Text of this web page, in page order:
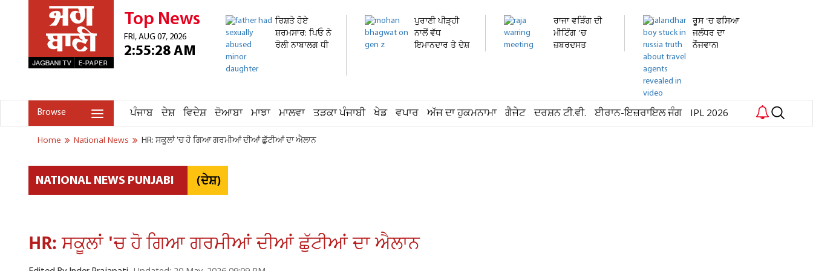
Top News
FRI, AUG 07, 2026
2:55:28 AM
ਰਿਸ਼ਤੇ ਹੋਏ
ਸ਼ਰਮਸਾਰ: ਪਿਓ ਨੇ
ਰੋਲੀ ਨਾਬਾਲਗ ਧੀ
ਪੁਰਾਣੀ ਪੀੜ੍ਹੀ
ਨਾਲੋਂ ਵੱਧ
ਇਮਾਨਦਾਰ ਤੇ ਦੇਸ਼
ਰਾਜਾ ਵੜਿੰਗ ਦੀ
ਮੀਟਿੰਗ 'ਚ
ਜ਼ਬਰਦਸਤ
ਰੂਸ 'ਚ ਫਸਿਆ
ਜਲੰਧਰ ਦਾ
ਨੌਜਵਾਨ!
Browse ਪੰਜਾਬ ਦੇਸ਼ ਵਿਦੇਸ਼ ਦੋਆਬਾ ਮਾਝਾ ਮਾਲਵਾ ਤੜਕਾ ਪੰਜਾਬੀ ਖੇਡ ਵਪਾਰ ਅੱਜ ਦਾ ਹੁਕਮਨਾਮਾ ਗੈਜੇਟ ਦਰਸ਼ਨ ਟੀ.ਵੀ. ਈਰਾਨ-ਇਜ਼ਰਾਇਲ ਜੰਗ IPL 2026
Home National News HR: ਸਕੂਲਾਂ 'ਚ ਹੋ ਗਿਆ ਗਰਮੀਆਂ ਦੀਆਂ ਛੁੱਟੀਆਂ ਦਾ ਐਲਾਨ
NATIONAL NEWS PUNJABI (ਦੇਸ਼)
HR: ਸਕੂਲਾਂ 'ਚ ਹੋ ਗਿਆ ਗਰਮੀਆਂ ਦੀਆਂ ਛੁੱਟੀਆਂ ਦਾ ਐਲਾਨ